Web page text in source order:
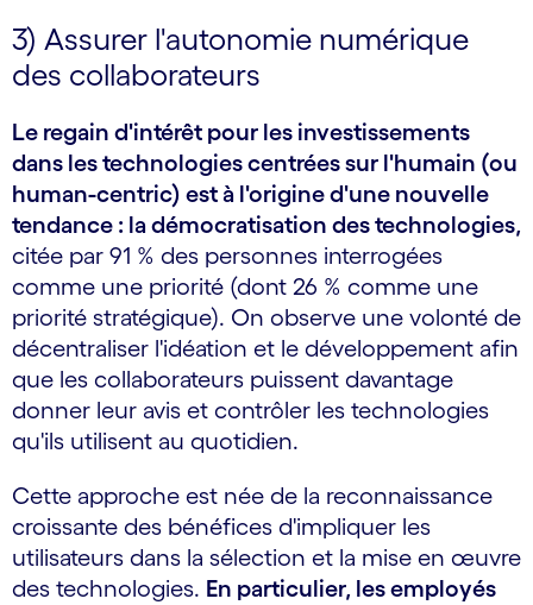
3) Assurer l'autonomie numérique
des collaborateurs
Le regain d'intérêt pour les investissements
dans les technologies centrées sur l'humain (ou
human-centric) est à l'origine d'une nouvelle
tendance : la démocratisation des technologies,
citée par 91 % des personnes interrogées
comme une priorité (dont 26 % comme une
priorité stratégique). On observe une volonté de
décentraliser l'idéation et le développement afin
que les collaborateurs puissent davantage
donner leur avis et contrôler les technologies
qu'ils utilisent au quotidien.
Cette approche est née de la reconnaissance
croissante des bénéfices d'impliquer les
utilisateurs dans la sélection et la mise en œuvre
des technologies. En particulier, les employés